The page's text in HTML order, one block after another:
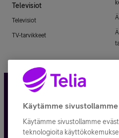
Televisiot
Televisiot
TV-tarvikkeet
Tietosuoja ja -turva
Tilauksen peruuttaminen
Käytämme
Käytämme sivustollamme
teknologioita